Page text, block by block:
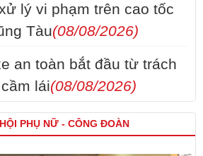
lý vi phạm trên cao tốc
Tàu(08/08/2026)
an toàn bắt đầu từ trách
lái(08/08/2026)
PHỤ NỮ - CÔNG ĐOÀN